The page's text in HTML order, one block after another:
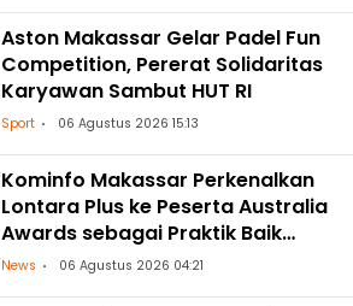
Aston Makassar Gelar Padel Fun
Competition, Pererat Solidaritas
Karyawan Sambut HUT RI
Sport 06 Agustus 2026 15:13
Kominfo Makassar Perkenalkan
Lontara Plus ke Peserta Australia
Awards sebagai Praktik Baik
Transformasi Digital
News 06 Agustus 2026 04:21